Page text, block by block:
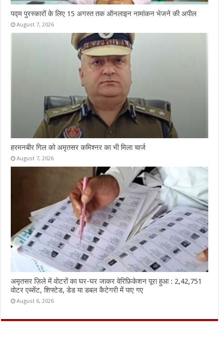
पद्म पुरस्कारों के लिए 15 अगस्त तक ऑनलाइन नामांकन भेजने की अपील
August 7, 2026
हरमनबीर गिल को अमृतसर कमिश्नर का भी मिला चार्ज
August 7, 2026
अमृतसर ज़िले में वोटरों का घर-घर जाकर वेरिफ़िकेशन पूरा हुआ : 2,42,751
वोटर एब्सेंट, शिफ्टेड, डेड या डबल कैटेगरी में पाए गए
August 6, 2026